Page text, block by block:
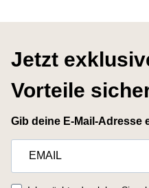
Jetzt
Vorteile
Gib deine E-Mail-Adresse